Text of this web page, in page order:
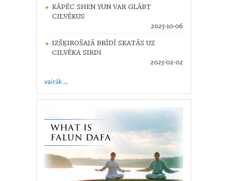
KĀPĒC SHEN YUN VAR GLĀBT
CILVĒKUS
2025-10-06
IZŠĶIROŠAJĀ BRĪDĪ SKATĀS UZ
CILVĒKA SIRDI
2025-02-02
vairāk ...